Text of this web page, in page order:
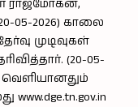
ராஜ்மோகன்,
2026) காலை
முடிவுகள்
(20-05-
வெளியானதும்
www.dge.tn.gov.in